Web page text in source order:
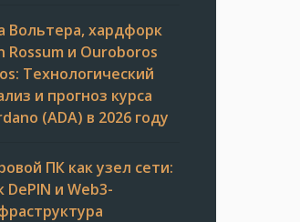
Вольтера, хардфорк
Rossum и Ouroboros
Технологический
и прогноз курса
(ADA) в 2026 году
ПК как узел сети:
DePIN и Web3-